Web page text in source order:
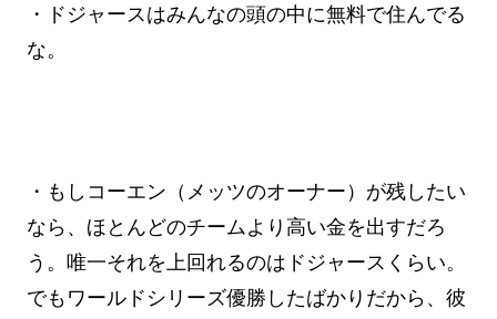
・ドジャースはみんなの頭の中に無料で住んでる
な。
・もしコーエン（メッツのオーナー）が残したい
なら、ほとんどのチームより高い金を出すだろ
う。唯一それを上回れるのはドジャースくらい。
でもワールドシリーズ優勝したばかりだから、彼